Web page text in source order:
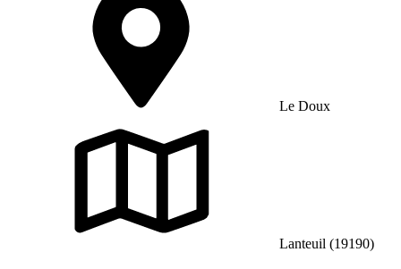
Le Doux
Lanteuil (19190)